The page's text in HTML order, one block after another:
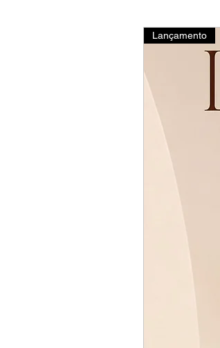
Lançamento